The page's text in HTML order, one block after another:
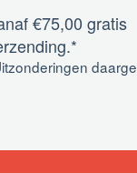
€75,00 gratis